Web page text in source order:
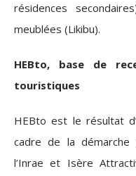
résidences
meublées (Likibu).
HEBto, base de
touristiques
HEBto est le résultat
cadre de la démarche
l’Inrae et Isère